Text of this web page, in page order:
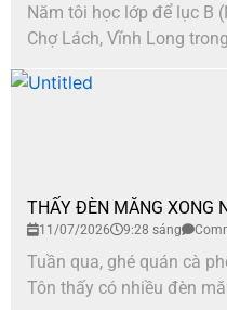
Năm tôi học lớp để lục B
Chợ Lách, Vĩnh Long
THẤY ĐÈN MĂNG XONG
11/07/2026 9:28 sáng
Tuần qua, ghé quán cà
Tôn thấy có nhiều đèn